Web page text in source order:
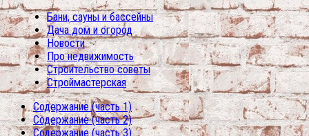
Бани, сауны и бассейны
Дача дом и огород
Новости
Про недвижимость
Строительство советы
Строймастерская
Содержание (часть 1)
Содержание (часть 2)
Содержание (часть 3)